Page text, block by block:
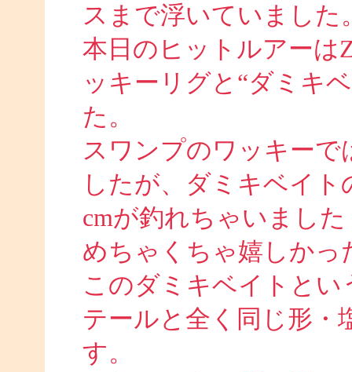
スまで浮いていました
本日のヒットルアーは
ッキーリグと“ダミキ
た。
スワンプのワッキーで
したが、ダミキベイ
cmが釣れちゃいました
めちゃくちゃ嬉しかっ
このダミキベイトと
テールと全く同じ形・
す。